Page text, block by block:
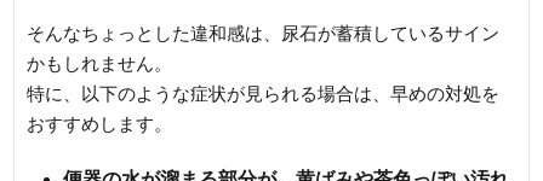
そんなちょっとした違和感は、尿石が蓄積しているサイン
かもしれません。
特に、以下のような症状が見られる場合は、早めの対処を
おすすめします。